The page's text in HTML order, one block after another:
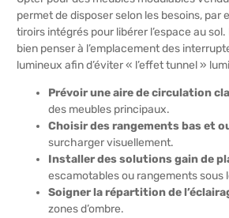
permet de disposer selon les besoins, par
tiroirs intégrés pour libérer l’espace au
bien penser à l’emplacement des
lumineux afin d’éviter « l’effet tunnel »
Prévoir une aire de circulation
des meubles principaux.
Choisir des rangements bas et
surcharger visuellement.
Installer des solutions gain de
escamotables ou rangements sous
Soigner la répartition de
zones d’ombre.